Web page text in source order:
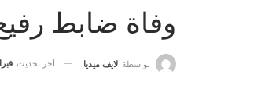
وفاة ضابط
بواسطة لايف ميديا آخر تحديث فبراير